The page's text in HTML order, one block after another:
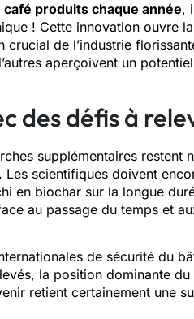
café produits chaque année,
! Cette innovation ouvre
de l’industrie
aperçoivent un
des défis à
supplémentaires restent
scientifiques doivent
en biochar sur la longue
au passage du temps et
de sécurité du
la position dominante
retient certainement une